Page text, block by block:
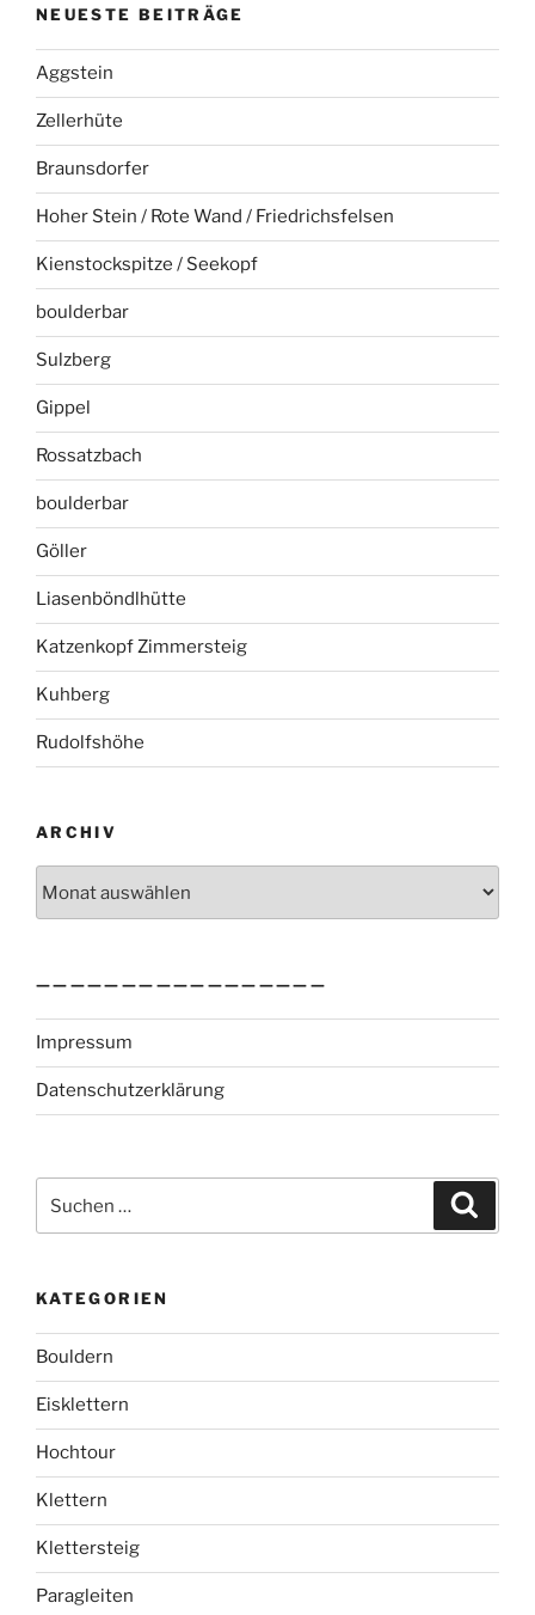
NEUESTE BEITRÄGE
Aggstein
Zellerhüte
Braunsdorfer
Hoher Stein / Rote Wand / Friedrichsfelsen
Kienstockspitze / Seekopf
boulderbar
Sulzberg
Gippel
Rossatzbach
boulderbar
Göller
Liasenböndlhütte
Katzenkopf Zimmersteig
Kuhberg
Rudolfshöhe
ARCHIV
—————————————————
Impressum
Datenschutzerklärung
nach:
KATEGORIEN
Bouldern
Eisklettern
Hochtour
Klettern
Klettersteig
Paragleiten